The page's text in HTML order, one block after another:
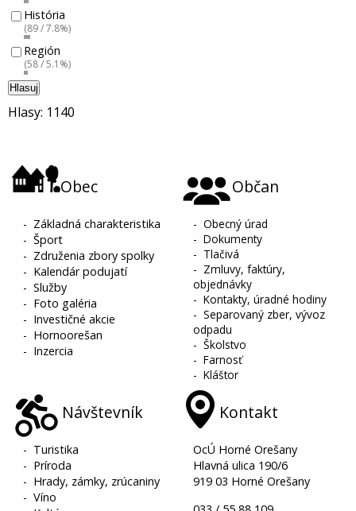
História
(89 / 7.8%)
Región
(58 / 5.1%)
Hlasuj
Hlasy: 1140
Obec
- Základná charakteristika
-Šport
- Združenia zbory spolky
- Kalendár podujatí
-Služby
- Foto galéria
- Investičné akcie
- Hornoorešan
- Inzercia
Občan
-Obecný úrad
-Dokumenty
- Tlačivá
- Zmluvy, faktúry,
objednávky
-Kontakty, úradné hodiny
-Separovaný zber, vývoz
odpadu
-Školstvo
-Farnosť
-Kláštor
Návštevník
- Turistika
- Príroda
- Hrady, zámky, zrúcaniny
-Víno
Kontakt
OcÚ Horné Orešany
Hlavná ulica 190/6
919 03 Horné Orešany